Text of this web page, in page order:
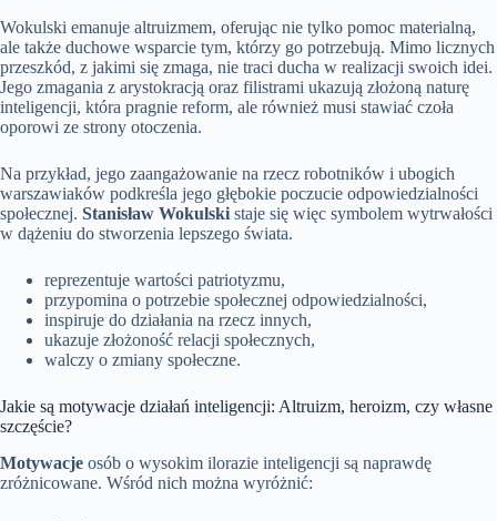
Wokulski emanuje altruizmem, oferując nie tylko pomoc materialną,
ale także duchowe wsparcie tym, którzy go potrzebują. Mimo licznych
przeszkód, z jakimi się zmaga, nie traci ducha w realizacji swoich idei.
Jego zmagania z arystokracją oraz filistrami ukazują złożoną naturę
inteligencji, która pragnie reform, ale również musi stawiać czoła
oporowi ze strony otoczenia.
Na przykład, jego zaangażowanie na rzecz robotników i ubogich
warszawiaków podkreśla jego głębokie poczucie odpowiedzialności
społecznej. Stanisław Wokulski staje się więc symbolem wytrwałości
w dążeniu do stworzenia lepszego świata.
reprezentuje wartości patriotyzmu,
przypomina o potrzebie społecznej odpowiedzialności,
inspiruje do działania na rzecz innych,
ukazuje złożoność relacji społecznych,
walczy o zmiany społeczne.
Jakie są motywacje działań inteligencji: Altruizm, heroizm, czy własne
szczęście?
Motywacje osób o wysokim ilorazie inteligencji są naprawdę
zróżnicowane. Wśród nich można wyróżnić: